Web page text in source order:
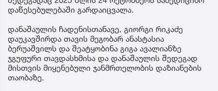
დაწესებულებაში გარდაიცვალა.
დანაშაულის ჩადენისთანავე, გიორგი რიკაძე
დაუკავშირდა თავის მეგობარ ანასტასია
ბერუაშვილს და შეატყობინა გიგა ავალიანზე
ჯგუფური თავდასხმისა და დანაშაულის შედეგად
მისთვის მიყენებული ჯანმრთელობის დაზიანების
თაობაზე.